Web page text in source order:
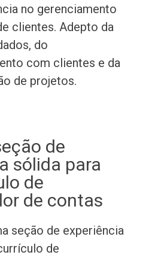
no gerenciamento
clientes. Adepto da
do
com clientes e da
de projetos.
de
sólida para
de
de contas
seção de experiência
de